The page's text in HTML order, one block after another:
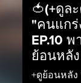
🍅(+ดูล
"คนแกร่
EP.10
ย้อนหลั
+ดูย้อนหลัง